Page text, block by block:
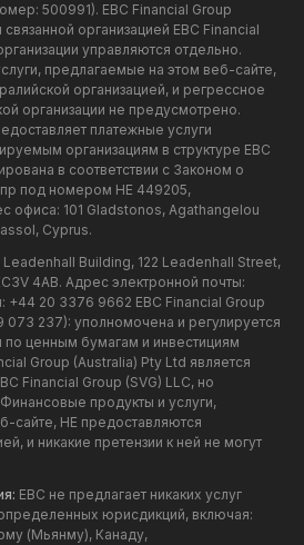
500991). EBC Financial Group
организацией EBC Financial
управляются отдельно.
предлагаемые на этом веб-сайте,
организацией, и регрессное
организации не предусмотрено.
платежные услуги
организациям в структуре EBC
в соответствии с Законом о
под номером HE 449205,
офиса: 101 Gladstonos, Agathangelou
Cyprus.
Leadenhall Building, 122 Leadenhall Street,
4AB. Адрес электронной почты:
+44 20 3376 9662 EBC Financial Group
073 237): уполномочена и регулируется
по ценным бумагам и инвестициям
Group (Australia) Pty Ltd является
Financial Group (SVG) LLC, но
продукты и услуги,
сайте, НЕ предоставляются
и никакие претензии к ней не могут
EBC не предлагает никаких услуг
юрисдикций, включая:
(Мьянму), Канаду,